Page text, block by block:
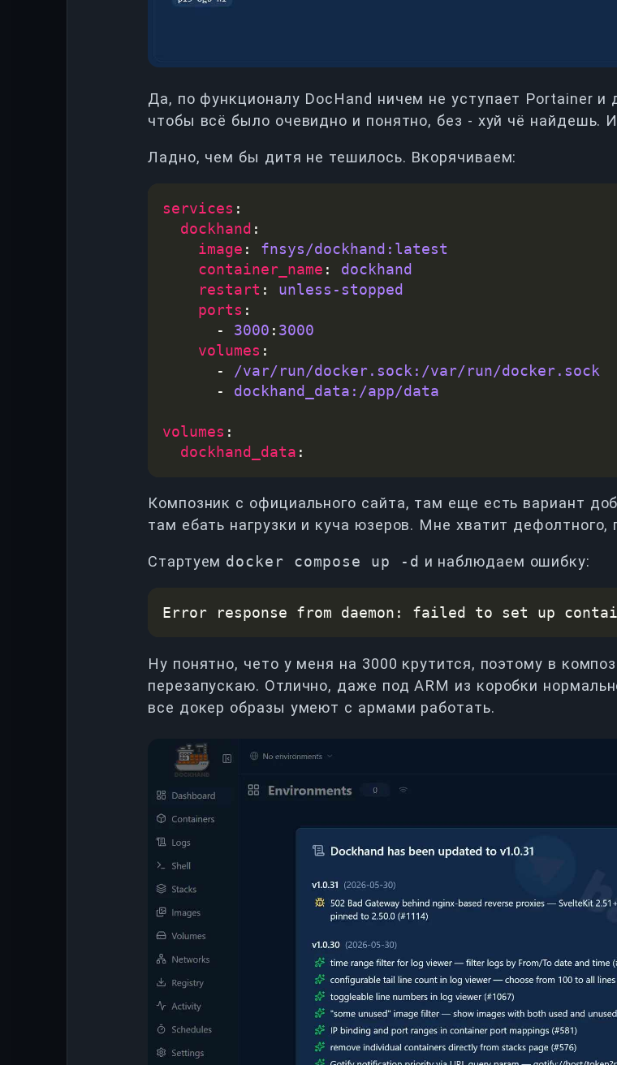
Да, по функционалу DocHand ничем не уступает Portainer
чтобы всё было очевидно и понятно, без - хуй чё найдешь.
Ладно, чем бы дитя не тешилось. Вкорячиваем:
services
dockhand
image : fnsys/dockhand:latest
container_name : dockhand
restart : unless-stopped
ports
      -
3000 : 3000
volumes
      -
/var/run/docker.sock:/var/run/docker.sock
      -
dockhand_data:/app/data
volumes
dockhand_data
Композник с официального сайта, там еще есть вариант
там ебать нагрузки и куча юзеров. Мне хватит дефолтного,
Стартуем docker compose up -d и наблюдаем ошибку:
Error response from daemon: failed to set up
Ну понятно, чето у меня на 3000 крутится, поэтому в
перезапускаю. Отлично, даже под ARM из коробки
все докер образы умеют с армами работать.